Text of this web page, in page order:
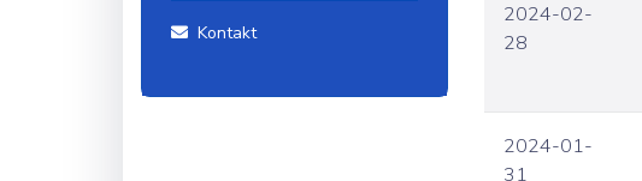
Kontakt
2024-02-
28
2024-01-
31